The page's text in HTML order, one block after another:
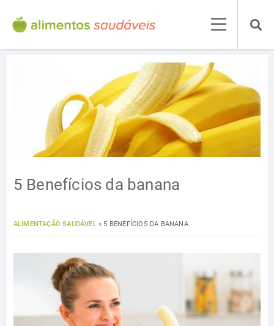
5 Benefícios da banana
ALIMENTAÇÃO SAUDÁVEL» 5 BENEFÍCIOS DA BANANA